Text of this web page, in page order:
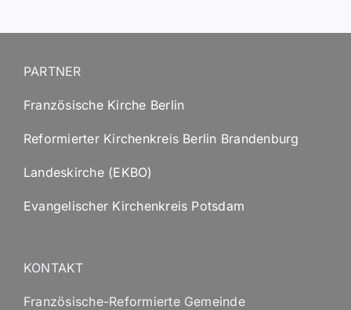
PARTNER
Französische Kirche Berlin
Reformierter Kirchenkreis Berlin Brandenburg
Landeskirche (EKBO)
Evangelischer Kirchenkreis Potsdam
KONTAKT
Französische-Reformierte Gemeinde